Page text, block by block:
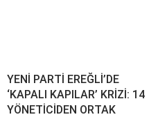
YENİ PARTİ EREĞLİ’DE
‘KAPALI KAPILAR’ KRİZİ: 14
YÖNETİCİDEN ORTAK